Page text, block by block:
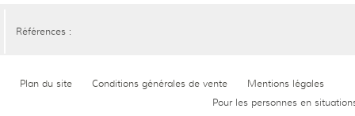
Références :
Plan du site Conditions générales de vente
Mentions légales
Pour les personnes en